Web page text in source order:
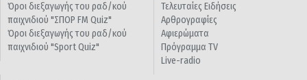
Όροι διεξαγωγής του ραδ/κού
παιχνιδιού "ΣΠΟΡ FM Quiz"
Όροι διεξαγωγής του ραδ/κού
παιχνιδιού "Sport Quiz"
Τελευταίες Ειδήσεις
Αρθρογραφίες
Αφιερώματα
Πρόγραμμα TV
Live-radio